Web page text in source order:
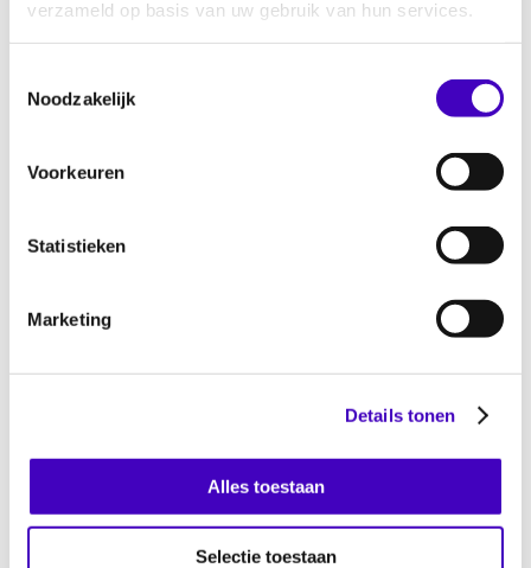
verzameld op basis van uw gebruik van hun services.
Noodzakelijk
Voorkeuren
Statistieken
Marketing
Details tonen
Alles toestaan
Selectie toestaan
een totaaloverzicht van meldingen bij
verschillende meldpunten en door de politie
Laat discriminatie niet over je kant gaan.
onze gespecialiseerde klachtbehandelaars die
passende oplossing: van bemiddeling tot
de Mens.